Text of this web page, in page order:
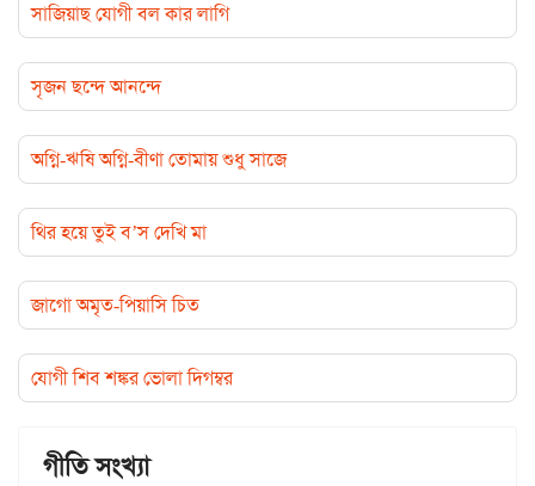
সাজিয়াছ যোগী বল কার লাগি
সৃজন ছন্দে আনন্দে
অগ্নি-ঋষি অগ্নি-বীণা তোমায় শুধু সাজে
থির হয়ে তুই ব’স দেখি মা
জাগো অমৃত-পিয়াসি চিত
যোগী শিব শঙ্কর ভোলা দিগম্বর
গীতি সংখ্যা